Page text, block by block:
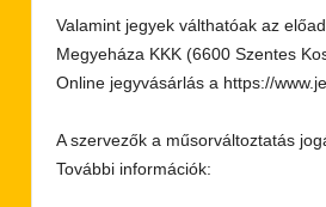
Valamint jegyek válthatóak az
Megyeháza KKK (6600 Szentes
Online jegyvásárlás a https://
A szervezők a műsorváltoztatás
További információk: